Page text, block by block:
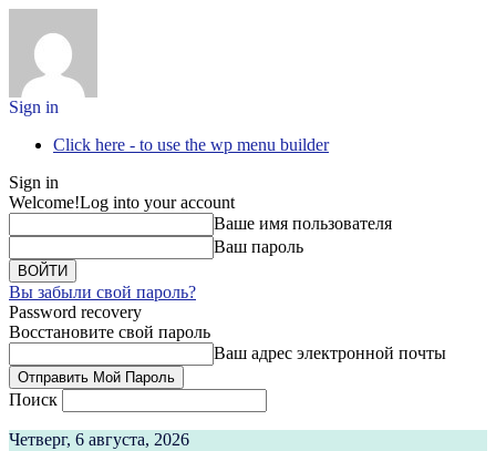
Sign in
Click here - to use the wp menu builder
Sign in
Welcome!Log into your account
Ваше имя пользователя
Ваш пароль
Вы забыли свой пароль?
Password recovery
Восстановите свой пароль
Ваш адрес электронной почты
Поиск
Четверг, 6 августа, 2026